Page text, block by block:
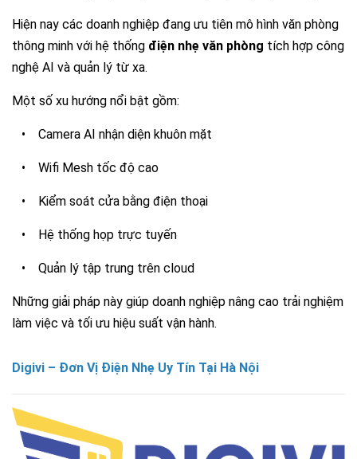
Hiện nay các doanh nghiệp đang ưu tiên mô hình văn phòng
thông minh với hệ thống điện nhẹ văn phòng tích hợp công
nghệ AI và quản lý từ xa.
Một số xu hướng nổi bật gồm:
• Camera AI nhận diện khuôn mặt
• Wifi Mesh tốc độ cao
• Kiểm soát cửa bằng điện thoại
• Hệ thống họp trực tuyến
• Quản lý tập trung trên cloud
Những giải pháp này giúp doanh nghiệp nâng cao trải nghiệm
làm việc và tối ưu hiệu suất vận hành.
Digivi – Đơn Vị Điện Nhẹ Uy Tín Tại Hà Nội